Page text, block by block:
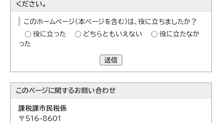
ください。
このホームページ（本ページを含む）は、役に立ちましたか？
役に立った
どちらともいえない
役に立たなか
った
送信
このページに関するお問い合わせ
課税課市民税係
〒516-8601